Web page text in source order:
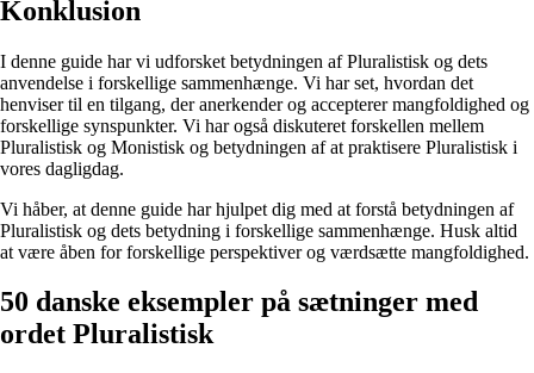
Konklusion
I denne guide har vi udforsket betydningen af Pluralistisk og dets
anvendelse i forskellige sammenhænge. Vi har set, hvordan det
henviser til en tilgang, der anerkender og accepterer mangfoldighed og
forskellige synspunkter. Vi har også diskuteret forskellen mellem
Pluralistisk og Monistisk og betydningen af at praktisere Pluralistisk i
vores dagligdag.
Vi håber, at denne guide har hjulpet dig med at forstå betydningen af
Pluralistisk og dets betydning i forskellige sammenhænge. Husk altid
at være åben for forskellige perspektiver og værdsætte mangfoldighed.
50 danske eksempler på sætninger med
ordet Pluralistisk